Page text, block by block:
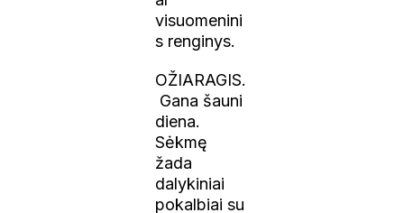
visuomenini
s renginys.
OŽIARAGIS.
Gana šauni
diena.
Sėkmę
žada
dalykiniai
pokalbiai su